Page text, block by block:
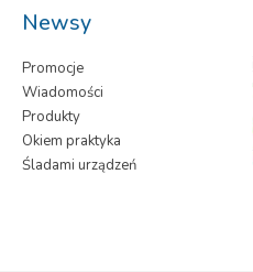
Newsy
Promocje
Wiadomości
Produkty
Okiem praktyka
Śladami urządzeń